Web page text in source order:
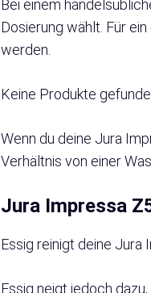
Bei einem
Dosierung wählt. Für
werden.
Keine Produkte
Wenn du deine Jura
Verhältnis von einer
Jura Impressa
Essig reinigt deine Jura
Essig neigt jedoch